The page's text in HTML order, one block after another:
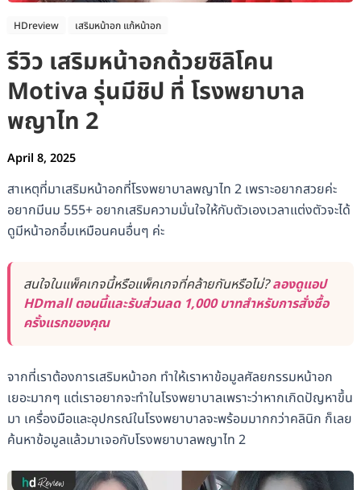
HDreview เสริมหน้าอก แก้หน้าอก
รีวิว เสริมหน้าอกด้วยซิลิโคน
Motiva รุ่นมีชิป ที่ โรงพยาบาล
พญาไท 2
April 8, 2025
สาเหตุที่มาเสริมหน้าอกที่โรงพยาบาลพญาไท 2 เพราะอยากสวยค่ะ
อยากมีนม 555+ อยากเสริมความมั่นใจให้กับตัวเองเวลาแต่งตัวจะได้
ดูมีหน้าอกอึ๋มเหมือนคนอื่นๆ ค่ะ
สนใจในแพ็คเกจนี้หรือแพ็คเกจที่คล้ายกันหรือไม่?ลองดูแอป
HDmall ตอนนี้และรับส่วนลด 1,000 บาทสำหรับการสั่งซื้อ
ครั้งแรกของคุณ
จากที่เราต้องการเสริมหน้าอก ทำให้เราหาข้อมูลศัลยกรรมหน้าอก
เยอะมากๆ แต่เราอยากจะทำในโรงพยาบาลเพราะว่าหากเกิดปัญหาขึ้น
มา เครื่องมือและอุปกรณ์ในโรงพยาบาลจะพร้อมมากกว่าคลินิก ก็เลย
ค้นหาข้อมูลแล้วมาเจอกับโรงพยาบาลพญาไท 2